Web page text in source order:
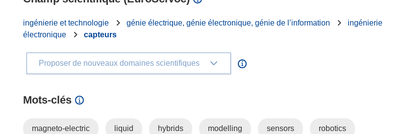
ingénierie et technologie génie électrique, génie électronique, génie de l’information
ingénierie
électronique
capteurs
Proposer de nouveaux domaines scientifiques
Mots‑clés
magneto-electric liquid hybrids modelling sensors robotics